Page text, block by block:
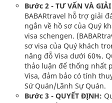
Bước 2 - TƯ VẤN VÀ
BABARtravel hỗ trợ giải
ngắn về hồ sơ của Quý
visa schengen.
sơ visa của Quý khách
năng đỗ Visa dưới 60%.
thảo luận để thống nhất
Visa, đảm bảo có tính
Sứ Quán/Lãnh Sự Quán.
Bước 3 - QUYẾT ĐỊNH: